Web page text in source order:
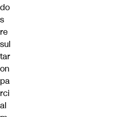
do
s
re
sul
tar
on
pa
rci
al